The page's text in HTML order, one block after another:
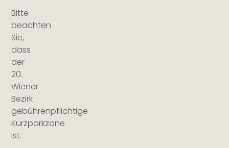
Bitte
beachten
Sie,
dass
der
20.
Wiener
Bezirk
gebührenpflichtige
Kurzparkzone
ist.